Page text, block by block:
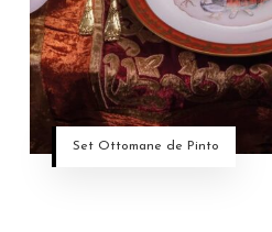
Set Ottomane de Pinto